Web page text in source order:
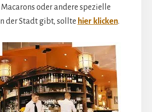
Macarons oder andere spezielle
der Stadt gibt, sollte hier klicken.